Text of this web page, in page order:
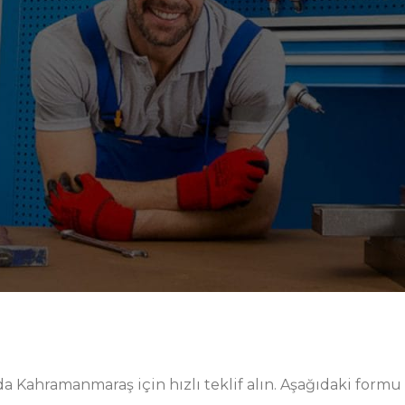
çizilmelere karşı üst düzey koruma sağlar. Modüler
uyum imkânı verir. Güvenli kilit mekanizmaları
Ürün ailesi, bakım, montaj ve kalite kontrol gibi
endüstrisinde beklentilere tam cevap
düşürür.
depolama ve hızlı akıştır. Bu nedenle
ayarlanabilir raflar ve etiketlenebilir bölücüler gibi
kısa sürede devreye alınır ve üretim planını
ekibimizin sürekli iyileştirme döngüsüne
geniş bir opsiyon listesi sunarız. Sonuç olarak;
odaklı bakış açımızla, Taşıma Arabaları
için performans, güvenlik ve sürdürülebilirlik
Kahramanmaraş için hızlı teklif alın. Aşağıdaki formu